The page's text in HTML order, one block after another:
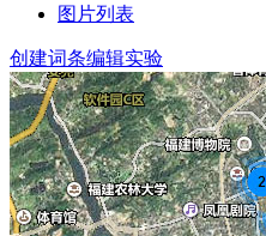
图片列表
创建词条编辑实验